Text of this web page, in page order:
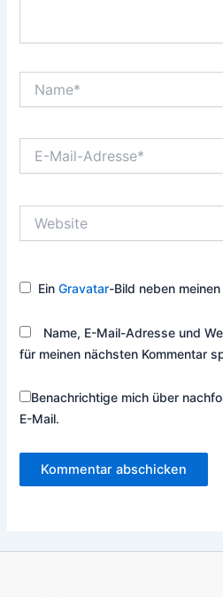
Mail-
EinGravatar-Bild neben
Name, E-Mail-Adresse und
für meinen nächsten Kommentar
Benachrichtige mich über
E-Mail.